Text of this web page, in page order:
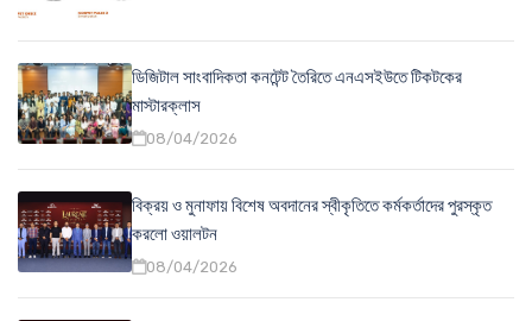
ডিজিটাল সাংবাদিকতা কনটেন্ট তৈরিতে এনএসইউতে টিকটকের
মাস্টারক্লাস
08/04/2026
বিক্রয় ও মুনাফায় বিশেষ অবদানের স্বীকৃতিতে কর্মকর্তাদের পুরস্কৃত
করলো ওয়ালটন
08/04/2026